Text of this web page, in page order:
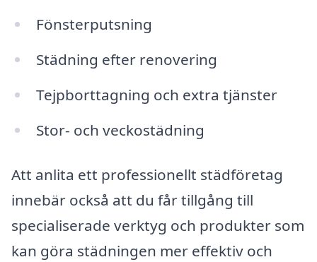
Fönsterputsning
Städning efter renovering
Tejpborttagning och extra tjänster
Stor- och veckostädning
Att anlita ett professionellt städföretag
innebär också att du får tillgång till
specialiserade verktyg och produkter som
kan göra städningen mer effektiv och